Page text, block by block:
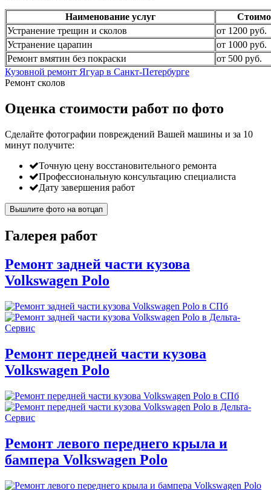
Наименование услуг
Устранение трещин и сколов
от 1200 руб.
Устранение царапин
от 1000 руб.
Ремонт вмятин без покраски
от 500 руб.
Кузовной ремонт Ягуар в Санкт-Петербурге
Ремонт сколов
Оценка стоимости работ по фото
Сделайте фотографии повреждений Вашей машины и за 10
минут получите:
Точную цену восстановительного ремонта
Профессиональную консультацию специалиста
Дату завершения работ
Вышлите фото на вотцап
Галерея работ
Ремонт задней части кузова
Volkswagen Polo
Ремонт передней части кузова
Volkswagen Polo
Ремонт левого переднего крыла и
бампера Volkswagen Polo